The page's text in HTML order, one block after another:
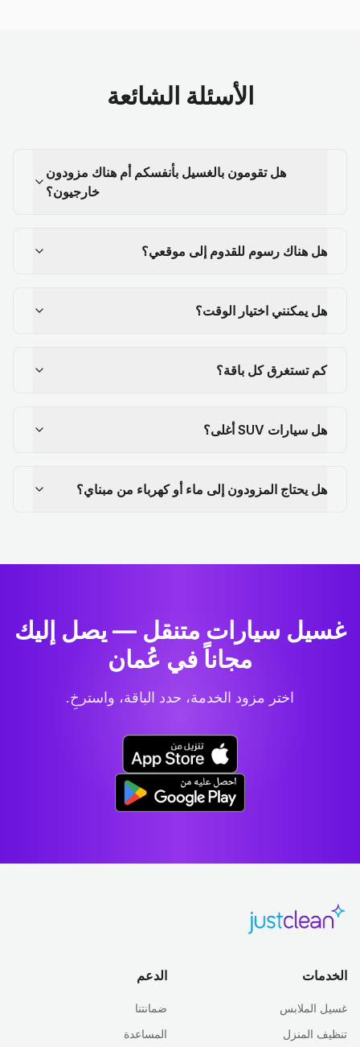
الأسئلة الشائعة
هل تقومون بالغسيل بأنفسكم أم هناك مزودون
خارجيون؟
هل هناك رسوم للقدوم إلى موقعي؟
هل يمكنني اختيار الوقت؟
كم تستغرق كل باقة؟
هل سيارات SUV أغلى؟
هل يحتاج المزودون إلى ماء أو كهرباء من مبناي؟
غسيل سيارات متنقل — يصل إليك
مجاناً في عُمان
اختر مزود الخدمة، حدد الباقة، واسترخِ.
الخدمات
غسيل الملابس
تنظيف المنزل
الدعم
ضمانتنا
المساعدة